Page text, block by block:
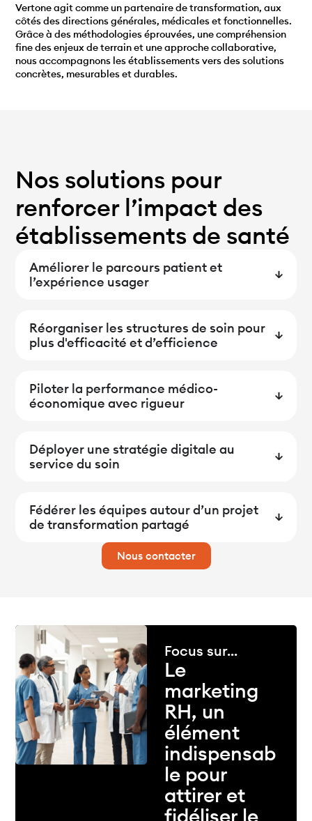
Vertone agit comme un partenaire de transformation, aux
côtés des directions générales, médicales et fonctionnelles.
Grâce à des méthodologies éprouvées, une compréhension
fine des enjeux de terrain et une approche collaborative,
nous accompagnons les établissements vers des solutions
concrètes, mesurables et durables.
Nos solutions pour
renforcer l’impact des
établissements de santé
Améliorer le parcours patient et
l’expérience usager
Réorganiser les structures de soin pour
plus d'efficacité et d’efficience
Piloter la performance médico-
économique avec rigueur
Déployer une stratégie digitale au
service du soin
Fédérer les équipes autour d’un projet
de transformation partagé
Nous contacter
Focus sur...
Le
marketing
RH, un
élément
indispensab
le pour
attirer et